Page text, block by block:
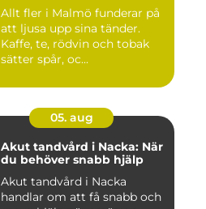
Allt fler i Malmö funderar på
att ljusa upp sina tänder.
Kaffe, te, rödvin och tobak
sätter spår, oc...
05. aug
Akut tandvård i Nacka: När
du behöver snabb hjälp
Akut tandvård i Nacka
handlar om att få snabb och